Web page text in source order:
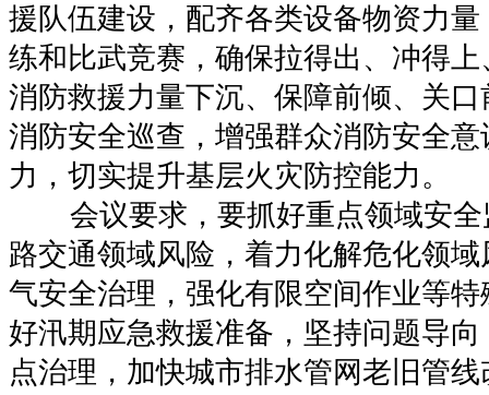
援队伍建设，配齐各类设备物资力
练和比武竞赛，确保拉得出、冲得
消防救援力量下沉、保障前倾、关
消防安全巡查，增强群众消防安全
力，切实提升基层火灾防控能力。
会议要求，要抓好重点领域安
路交通领域风险，着力化解危化领
气安全治理，强化有限空间作业等
好汛期应急救援准备，坚持问题导
点治理，加快城市排水管网老旧管